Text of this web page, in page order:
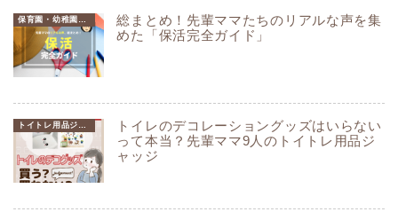
保育園・幼稚園選びガイド
総まとめ！先輩ママたちのリアルな声を集
めた「保活完全ガイド」
トイレのデコレーショングッズはいらない
って本当？先輩ママ9人のトイトレ用品ジ
ャッジ